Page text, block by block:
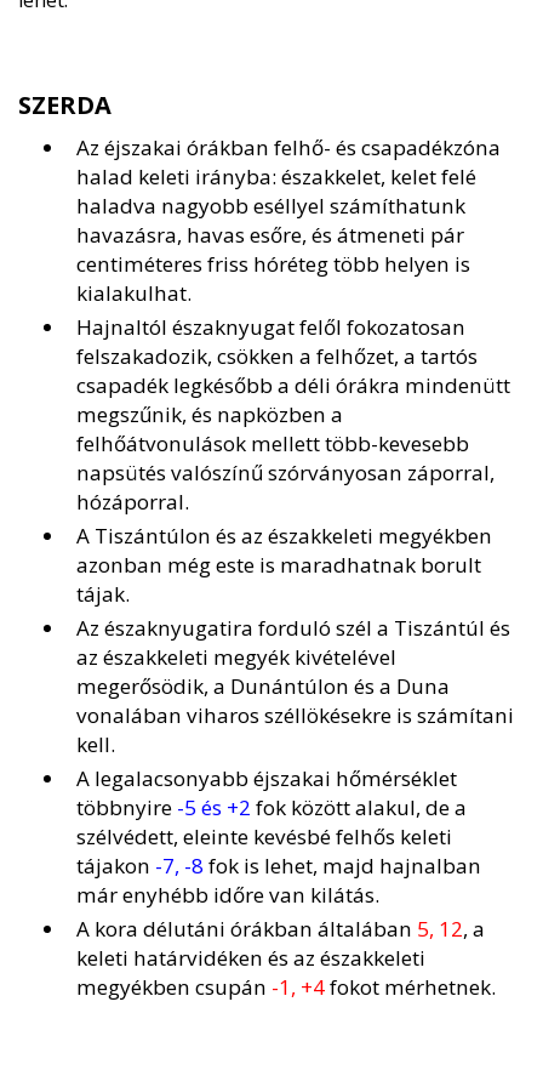
SZERDA
Az éjszakai órákban felhő- és csapadékzóna
halad keleti irányba: északkelet, kelet felé
haladva nagyobb eséllyel számíthatunk
havazásra, havas esőre, és átmeneti pár
centiméteres friss hóréteg több helyen is
kialakulhat.
Hajnaltól északnyugat felől fokozatosan
felszakadozik, csökken a felhőzet, a tartós
csapadék legkésőbb a déli órákra mindenütt
megszűnik, és napközben a
felhőátvonulások mellett több-kevesebb
napsütés valószínű szórványosan záporral,
hózáporral.
A Tiszántúlon és az északkeleti megyékben
azonban még este is maradhatnak borult
tájak.
Az északnyugatira forduló szél a Tiszántúl és
az északkeleti megyék kivételével
megerősödik, a Dunántúlon és a Duna
vonalában viharos széllökésekre is számítani
kell.
A legalacsonyabb éjszakai hőmérséklet
többnyire -5 és +2 fok között alakul, de a
szélvédett, eleinte kevésbé felhős keleti
tájakon -7, -8 fok is lehet, majd hajnalban
már enyhébb időre van kilátás.
A kora délutáni órákban általában 5, 12, a
keleti határvidéken és az északkeleti
megyékben csupán -1, +4fokot mérhetnek.